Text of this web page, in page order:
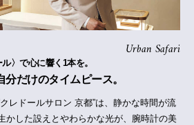
Urban Safari
〉で心に響く1本を。
だけのタイムピース。
レドールサロン 京都”は、静かな時間が流
かした設えとやわらかな光が、腕時計の美